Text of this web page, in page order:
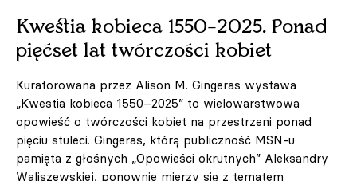
Kwestia kobieca 1550–2025. Ponad
pięćset lat twórczości kobiet
Kuratorowana przez Alison M. Gingeras wystawa
„Kwestia kobieca 1550–2025” to wielowarstwowa
opowieść o twórczości kobiet na przestrzeni ponad
pięciu stuleci. Gingeras, którą publiczność MSN-u
pamięta z głośnych „Opowieści okrutnych” Aleksandry
Waliszewskiej, ponownie mierzy się z tematem